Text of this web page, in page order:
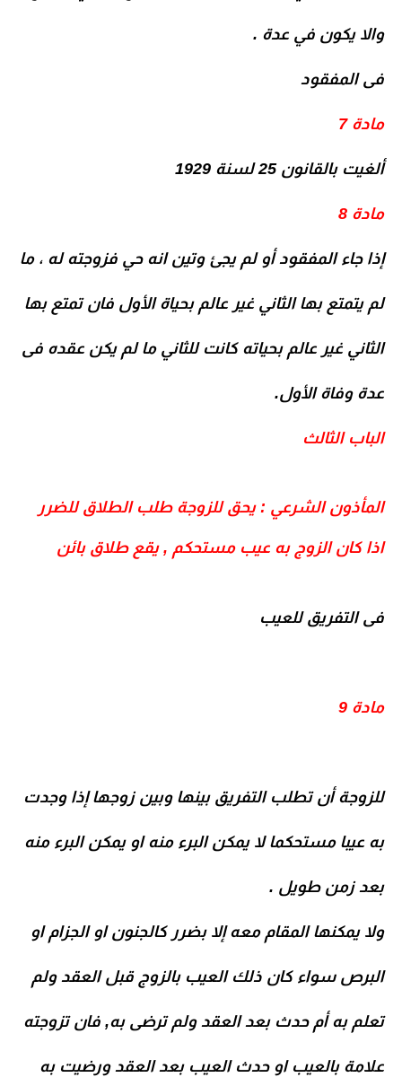
والا يكون في عدة .
فى المفقود
مادة 7
ألغيت بالقانون 25 لسنة 1929
مادة 8
إذا جاء المفقود أو لم يجئ وتين انه حي فزوجته له ، ما
لم يتمتع بها الثاني غير عالم بحياة الأول فان تمتع بها
الثاني غير عالم بحياته كانت للثاني ما لم يكن عقده فى
عدة وفاة الأول.
الباب الثالث
المأذون الشرعي : يحق للزوجة طلب الطلاق للضرر
اذا كان الزوج به عيب مستحكم , يقع طلاق بائن
فى التفريق للعيب
مادة 9
للزوجة أن تطلب التفريق بينها وبين زوجها إذا وجدت
به عيبا مستحكما لا يمكن البرء منه او يمكن البرء منه
بعد زمن طويل .
ولا يمكنها المقام معه إلا بضرر كالجنون او الجزام او
البرص سواء كان ذلك العيب بالزوج قبل العقد ولم
تعلم به أم حدث بعد العقد ولم ترضى به, فان تزوجته
علامة بالعيب او حدث العيب بعد العقد ورضيت به